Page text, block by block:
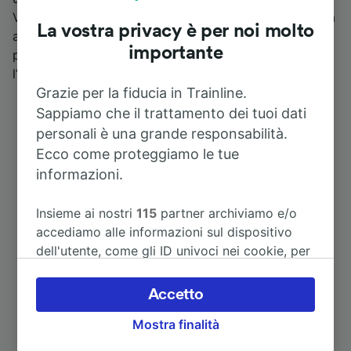
Viareggio diretto a Montale-Agliana esce ogni mattina
alle 5:45, l’ultimo alle 23:48. In direzione opposta, il
primo treno a partire da Montale-Agliana è alle 5:42,
l’ultimo alle 22:40.
Itinerari più popolari da Montale-
Agliana
La vostra privacy è per noi molto
importante
Grazie per la fiducia in Trainline.
Sappiamo che il trattamento dei tuoi dati
personali è una grande responsabilità.
Ecco come proteggiamo le tue
informazioni.
Insieme ai nostri115 partner archiviamo e/o
accediamo alle informazioni sul dispositivo
dell'utente, come gli ID univoci nei cookie, per
accettare o gestire le proprie scelte facendo
clic di seguito, tra cui il proprio diritto di
opporsi sulla base di un interesse legittimo o
Mostra finalità
Accetto